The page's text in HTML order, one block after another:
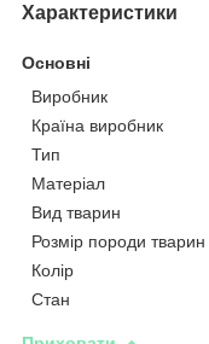
Характеристики
Основні
Виробник
Країна виробник
Тип
Матеріал
Вид тварин
Розмір породи тварин
Колір
Стан